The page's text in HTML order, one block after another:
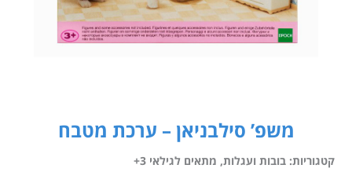
משפ’ סילבניאן – ערכת מטבח
קטגוריות:בובות ועגלות, מתאים לגילאי 3+